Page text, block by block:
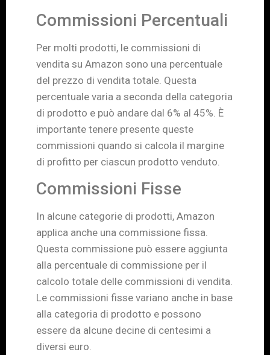
Commissioni Percentuali
Per molti prodotti, le commissioni di
vendita su Amazon sono una percentuale
del prezzo di vendita totale. Questa
percentuale varia a seconda della categoria
di prodotto e può andare dal 6% al 45%. È
importante tenere presente queste
commissioni quando si calcola il margine
di profitto per ciascun prodotto venduto.
Commissioni Fisse
In alcune categorie di prodotti, Amazon
applica anche una commissione fissa.
Questa commissione può essere aggiunta
alla percentuale di commissione per il
calcolo totale delle commissioni di vendita.
Le commissioni fisse variano anche in base
alla categoria di prodotto e possono
essere da alcune decine di centesimi a
diversi euro.